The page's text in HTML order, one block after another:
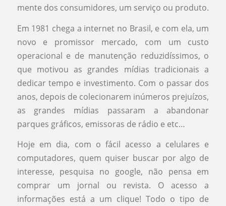
mente dos consumidores, um serviço ou produto.
Em 1981 chega a internet no Brasil, e com ela, um
novo e promissor mercado, com um custo
operacional e de manutenção reduzidíssimos, o
que motivou as grandes mídias tradicionais a
dedicar tempo e investimento. Com o passar dos
anos, depois de colecionarem inúmeros prejuízos,
as grandes mídias passaram a abandonar
parques gráficos, emissoras de rádio e etc…
Hoje em dia, com o fácil acesso a celulares e
computadores, quem quiser buscar por algo de
interesse, pesquisa no google, não pensa em
comprar um jornal ou revista. O acesso a
informações está a um clique! Todo o tipo de